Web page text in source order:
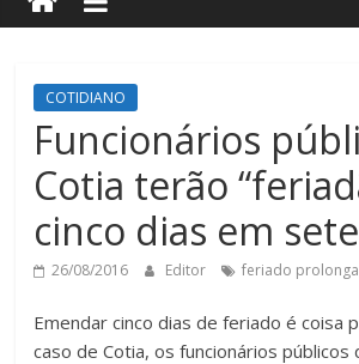
COTIDIANO
Funcionários
Cotia terão
cinco dias em
26/08/2016 Editor feriado
Emendar cinco dias de feriado é coisa
caso de Cotia, os funcionários públicos